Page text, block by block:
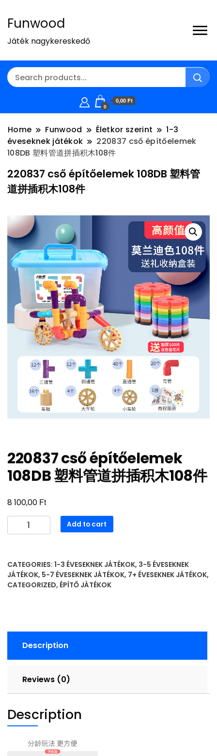
Funwood
Játék nagykereskedő
0
0,00 Ft
Home Funwood Életkor szerint
1-3
éveseknek játékok
220837 cső építőelemek
108DB 塑料管道拼插积木108件
220837 cső építőelemek 108DB 塑料管
道拼插积木108件
220837 cső építőelemek
108DB 塑料管道拼插积木108件
8 100,00 Ft
220837
cső
塑
料
管
108
quantity
Add to cart
CATEGORIES: 1-3 ÉVESEKNEK JÁTÉKOK, 3-5 ÉVESEKNEK
JÁTÉKOK, 5-7 ÉVESEKNEK JÁTÉKOK, 7+ ÉVESEKNEK JÁTÉKOK,
CATEGORIZED, ÉPÍTŐ JÁTÉKOK
Description
Reviews (0)
Description